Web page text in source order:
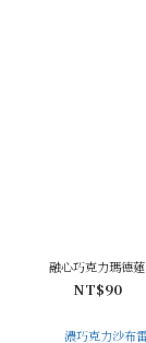
融心巧克力瑪德蓮
NT$90